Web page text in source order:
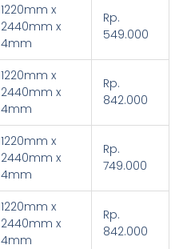
1220mm x
2440mm x
4mm
Rp.
549.000
1220mm x
2440mm x
4mm
Rp.
842.000
1220mm x
2440mm x
4mm
Rp.
749.000
1220mm x
2440mm x
4mm
Rp.
842.000